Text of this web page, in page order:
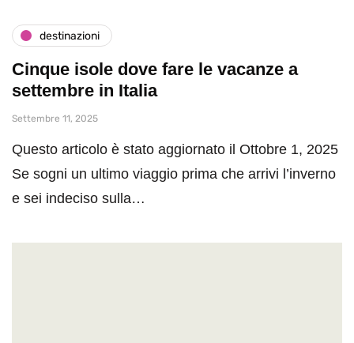
destinazioni
Cinque isole dove fare le vacanze a
settembre in Italia
Settembre 11, 2025
Questo articolo è stato aggiornato il Ottobre 1, 2025
Se sogni un ultimo viaggio prima che arrivi l’inverno
e sei indeciso sulla…